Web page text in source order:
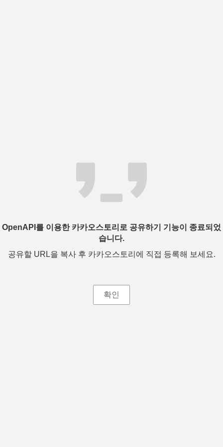
OpenAPI를 이용한 카카오스토리로 공유하기 기능이 종료되었
습니다.
공유할 URL을 복사 후 카카오스토리에 직접 등록해 보세요.
확인